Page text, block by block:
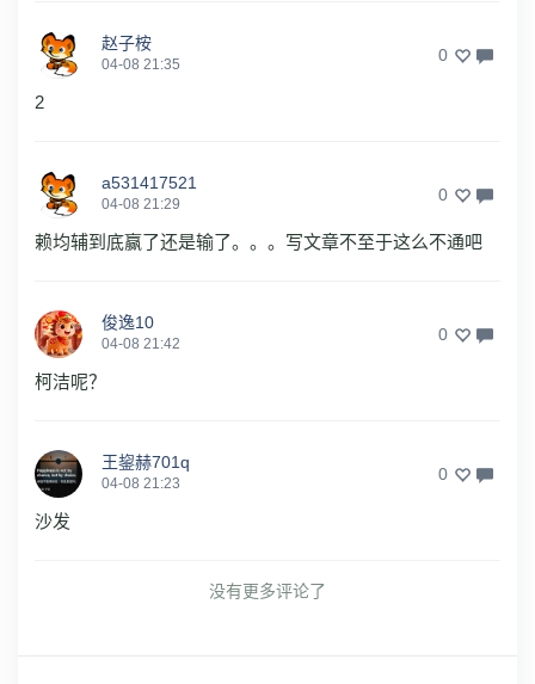
赵子桉
04-08 21:35 0
2
a531417521
04-08 21:29 0
赖均辅到底赢了还是输了。。。写文章不至于这么不通吧
俊逸10
04-08 21:42 0
柯洁呢？
王鋆赫701q
04-08 21:23 0
沙发
没有更多评论了